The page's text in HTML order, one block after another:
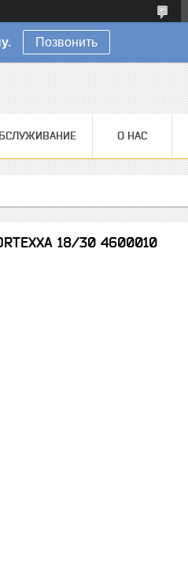
Позвонить
О НАС
18/30 4600010